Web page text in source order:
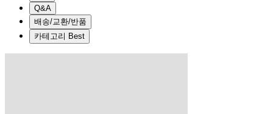
Q&A
배송/교환/반품
카테고리 Best